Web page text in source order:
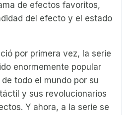
de efectos favoritos,
del efecto y el estado
por primera vez, la serie
enormemente popular
todo el mundo por su
y sus revolucionarios
Y ahora, a la serie se